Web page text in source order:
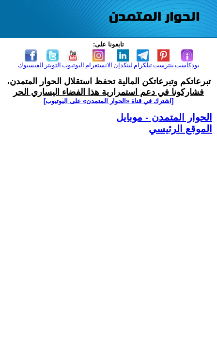
تابعونا على:
الفيسبوك التويتر اليوتيوب الانستغرام لينكدإن تيلكرامبنترست بودكاست
تبرعاتكم وتبرعاتكن المالية تحفظ استقلال الحوار المتمدن،
فشاركونا في دعم استمرارية هذا الفضاء اليساري الحر
[اشترك في قناة ‫«الحوار المتمدن» على اليوتيوب]
الحوار المتمدن - موبايل
الموقع الرئيسي